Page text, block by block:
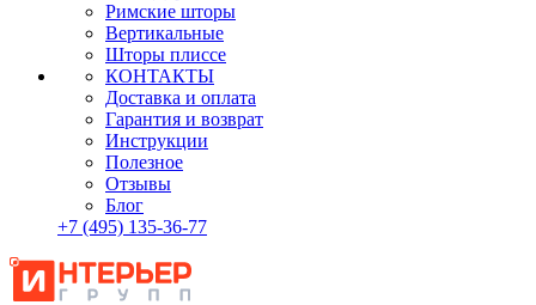
Римские шторы
Вертикальные
Шторы плиссе
КОНТАКТЫ
Доставка и оплата
Гарантия и возврат
Инструкции
Полезное
Отзывы
Блог
+7 (495) 135-36-77